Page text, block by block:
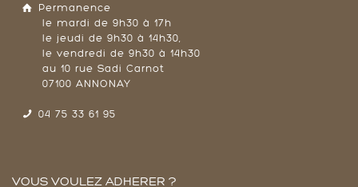
Permanence
le mardi de 9h30 à 17h
le jeudi de 9h30 à 14h30,
le vendredi de 9h30 à 14h30
au 10 rue Sadi Carnot
07100 ANNONAY
04 75 33 61 95
VOUS VOULEZ ADHERER ?